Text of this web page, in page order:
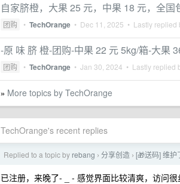
自家脐橙，大果 25 元，中果 18 元，全国
团购 • TechOrange • Dec 11, 2025 • Lastly replied
-原 味 脐 橙-团购-中果 22 元 5kg/箱-大果
团购 • TechOrange • Jan 30, 2024 • Lastly replied
» More topics by TechOrange
TechOrange's recent replies
Replied to a topic by rebang › 分享创造 › [🎁送码] 维护
已注册，来晚了- _ - 感觉界面比较清爽，访问